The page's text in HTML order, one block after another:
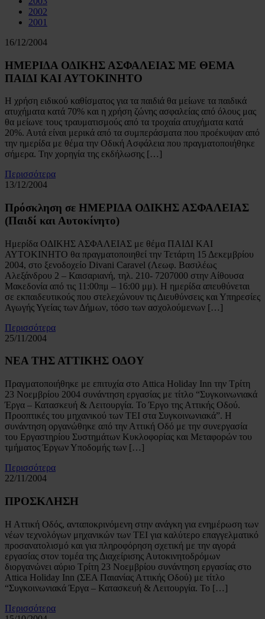
2002
2001
16/12/2004
ΗΜΕΡΙΔΑ ΟΔΙΚΗΣ ΑΣΦΑΛΕΙΑΣ ΜΕ ΘΕΜΑ
ΠΑΙΔΙ ΚΑΙ ΑΥΤΟΚΙΝΗΤΟ
Η χρήση ειδικού καθίσματος για τα παιδιά θα μείωνε τα παιδικά
ατυχήματα κατά 70% και η χρήση ζώνης ασφαλείας από όλους μας
θα μείωνε τους τραυματισμούς από τα τροχαία ατυχήματα κατά
20%. Αυτά είναι μερικά από τα συμπεράσματα που προέκυψαν από
την ημερίδα με θέμα την Οδική Ασφάλεια που πραγματοποιήθηκε
σήμερα. Την χορηγία της εκδήλωσης […]
Περισσότερα
13/12/2004
Πρόσκληση σε ΗΜΕΡΙΔΑ ΟΔΙΚΗΣ ΑΣΦΑΛΕΙΑΣ
(Παιδί και Αυτοκίνητο)
Hμερίδα ΟΔΙΚΗΣ ΑΣΦΑΛΕΙΑΣ με θέμα ΠΑΙΔΙ ΚΑΙ
ΑΥΤΟΚΙΝΗΤΟ θα πραγματοποιηθεί την Τετάρτη 15 Δεκεμβρίου
2004, στο ξενοδοχείο Divani Caravel (Λεωφ. Βασιλέως
Αλεξάνδρου 2 – Καισαριανή, τηλ. 210- 7207000 στην Αίθουσα
Μακεδονία από τις 11:00πμ – 16:00 μμ). Η ημερίδα απευθύνεται
σε εκπαιδευτικούς που στελεχώνουν τις Διευθύνσεις και Υπηρεσίες
Αγωγής Υγείας των Δήμων, τόσο των ασχολούμενων […]
Περισσότερα
25/11/2004
ΝΕΑ ΤΗΣ ΑΤΤΙΚΗΣ ΟΔΟΥ
Πραγματοποιήθηκε με επιτυχία στο Attica Holiday Inn την Τρίτη
23 Νοεμβρίου 2004 συνάντηση εργασίας με τίτλο “Συγκοινωνιακά
Έργα – Κατασκευή & Λειτουργία. Το Έργο της Αττικής Οδού.
Προοπτικές του μηχανικού των ΤΕΙ στα Συγκοινωνιακά”. Η
συνάντηση οργανώθηκε από την Αττική Οδό με την συνεργασία
του Εργαστηρίου Συστημάτων Κυκλοφορίας και Μεταφορών του
τμήματος Έργων Υποδομής των […]
Περισσότερα
22/11/2004
ΠΡΟΣΚΛΗΣΗ
Η Αττική Οδός, ανταποκρινόμενη στην ανάγκη για ενημέρωση των
νέων τεχνολόγων μηχανικών των ΤΕΙ για καλύτερο επαγγελματικό
προσανατολισμό και για πληροφόρηση σχετική με την αγορά
εργασίας στον τομέα της Διαχείρισης Αυτοκινητοδρόμων
διοργανώνει αύριο Τρίτη 23 Νοεμβρίου συνάντηση εργασίας στο
Attica Holiday Inn (ΣΕA Παιανίας Αττικής Οδού) με τίτλο
“Συγκοινωνιακά Έργα – Κατασκευή & Λειτουργία. Το […]
Περισσότερα